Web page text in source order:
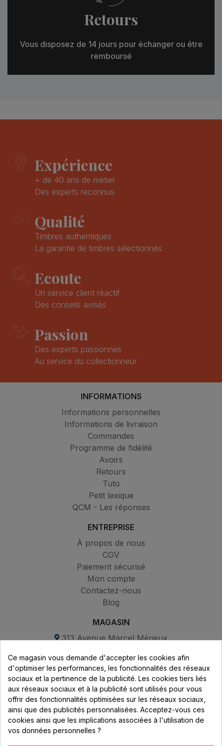
Retours
Vous disposez de 14 jours pour échanger ou être
remboursé
Expérience
+ de 40 ans de métier
Des experts reconnus
Qualité
Timbres authentiques
La garantie de timbres sélectionnés
Ecoute
Un service client réactif
Des conseils avisés
Passion
Des experts passionnés
Au service du collectionneur
INFORMATIONS
Informations personnelles
Informations de livraison
Commandes
Programme de fidélité
Avoirs
Retours
Tuto
Petit lexique
QCM - Les réponses
ENTREPRISE
À propos de nous
CGV
Paiement sécurisé
Mon compte
Contactez-nous
Blog
MAGASIN
313 Avenue Marcel Mérieux
69530 Brignais
Lundi au vendredi :
8h - 16h
uniquement sur Rendez-vous
CONTACT
Ce magasin vous demande d'accepter les cookies afin
d'optimiser les performances, les fonctionnalités des réseaux
sociaux et la pertinence de la publicité. Les cookies tiers liés
aux réseaux sociaux et à la publicité sont utilisés pour vous
offrir des fonctionnalités optimisées sur les réseaux sociaux,
ainsi que des publicités personnalisées. Acceptez-vous ces
cookies ainsi que les implications associées à l'utilisation de
vos données personnelles ?